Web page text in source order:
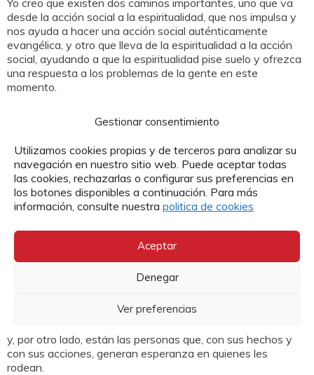
Gestionar consentimiento
Utilizamos cookies propias y de terceros para analizar su
navegación en nuestro sitio web. Puede aceptar todas
las cookies, rechazarlas o configurar sus preferencias en
los botones disponibles a continuación. Para más
información, consulte nuestra politica de cookies
Aceptar
Denegar
Ver preferencias
Yo creo que existen dos caminos importantes, uno que va
desde la acción social a la espiritualidad, que nos impulsa y
nos ayuda a hacer una acción social auténticamente
evangélica, y otro que lleva de la espiritualidad a la acción
social, ayudando a que la espiritualidad pise suelo y ofrezca
una respuesta a los problemas de la gente en este
momento.
Entonces, podemos decir que, la una sin la otra, no
caminan bien, ¿no?
Yo creo que es así. Evidentemente, cabe acción social sin
espiritualidad cristiana, pero esta última aporta a esa acción
una profundidad nueva, universalidad y gratuidad. Además,
la acción social sitúa a la espiritualidad en una clave más
cercana a los sufrimientos y a la realidad de las personas.
¿Cómo ser y mantener encendida la llama de la
esperanza en la Iglesia, como nos indica el jubileo de
lado, están las personas que viven esperanzadas en medio
y, por otro lado, están las personas que, con sus hechos y
con sus acciones, generan esperanza en quienes les
rodean.